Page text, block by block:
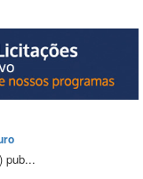
pub...